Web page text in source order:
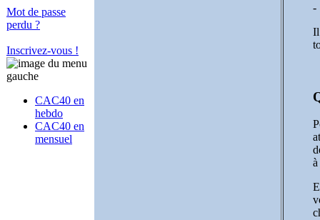
Mot de passe
perdu ?
Inscrivez-vous !
CAC40 en
hebdo
CAC40 en
mensuel
-
Il